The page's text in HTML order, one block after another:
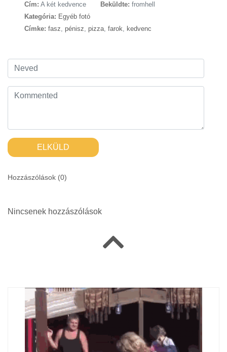
Cím: A két kedvence Beküldte: fromhell
Kategória: Egyéb fotó
Címke: fasz, pénisz, pizza, farok, kedvenc
ELKÜLD
Hozzászólások (0)
Nincsenek hozzászólások